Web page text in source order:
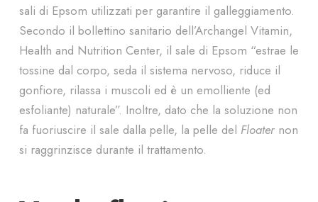
sali di Epsom utilizzati per garantire il galleggiamento.
Secondo il bollettino sanitario dell’Archangel Vitamin,
Health and Nutrition Center, il sale di Epsom “estrae le
tossine dal corpo, seda il sistema nervoso, riduce il
gonfiore, rilassa i muscoli ed è un emolliente (ed
esfoliante) naturale”. Inoltre, dato che la soluzione non
fa fuoriuscire il sale dalla pelle, la pelle del Floaternon
si raggrinzisce durante il trattamento.